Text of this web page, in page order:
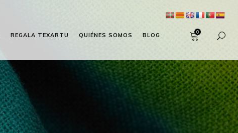
REGALA TEXARTU QUIÉNES SOMOS BLOG 0